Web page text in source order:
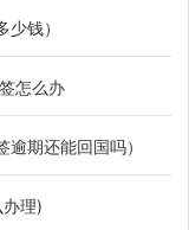
钱）
怎么办
期还能回国吗）
理)